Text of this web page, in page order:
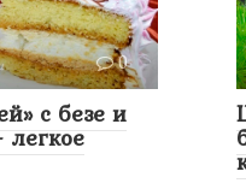
0
с безе и